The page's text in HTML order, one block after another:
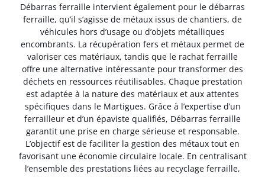
Débarras ferraille intervient également pour le débarras
ferraille, qu’il s’agisse de métaux issus de chantiers, de
véhicules hors d’usage ou d’objets métalliques
encombrants. La récupération fers et métaux permet de
valoriser ces matériaux, tandis que le rachat ferraille
offre une alternative intéressante pour transformer des
déchets en ressources réutilisables. Chaque prestation
est adaptée à la nature des matériaux et aux attentes
spécifiques dans le Martigues. Grâce à l’expertise d’un
ferrailleur et d’un épaviste qualifiés, Débarras ferraille
garantit une prise en charge sérieuse et responsable.
L’objectif est de faciliter la gestion des métaux tout en
favorisant une économie circulaire locale. En centralisant
l’ensemble des prestations liées au recyclage ferraille,